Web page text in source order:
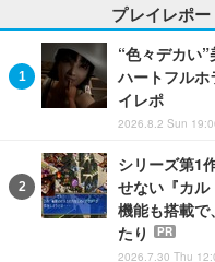
プレイレポ
“色々デカい
ハートフルホ
イレポ
2026.8.2 Sun
シリーズ第1
せない『カ
機能も搭載で
たり
PR
2026.7.30 Thu